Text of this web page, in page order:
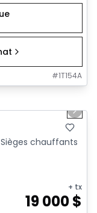
#1T154A
Next
Sièges chauffants
+ tx
19 000$